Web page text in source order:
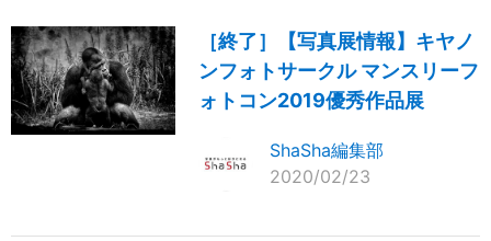
［終了］【写真展情報】キヤノ
ンフォトサークル マンスリーフ
ォトコン2019優秀作品展
ShaSha編集部
2020/02/23